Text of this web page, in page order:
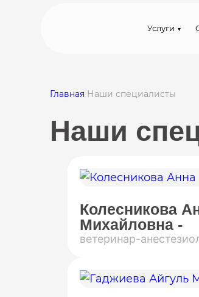
Услуги
Главная Наши специалисты
Наши
Колесникова
Михайловна -
ветеринар-